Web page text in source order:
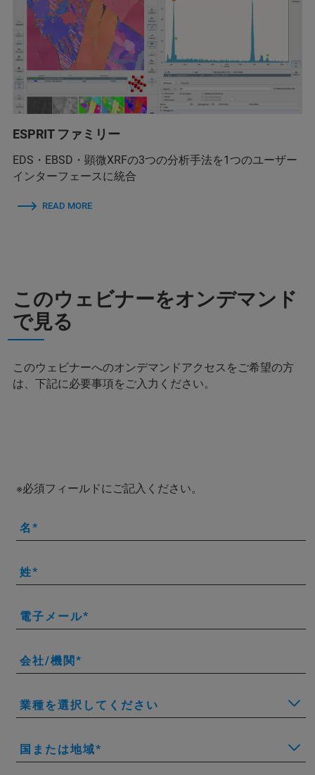
ESPRIT ファミリー
EDS・EBSD・顕微XRFの3つの分析手法を1つのユーザー
インターフェースに統合
READ MORE
このウェビナーをオンデマンド
で見る
このウェビナーへのオンデマンドアクセスをご希望の方
は、下記に必要事項をご入力ください。
※必須フィールドにご記入ください。
名
姓
電子メール
会社/機関
業種を選択してください
国または地域